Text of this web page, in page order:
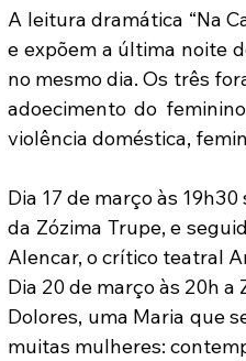
A leitura dramática “Na
e expõem a última noite
no mesmo dia. Os três
adoecimento do
violência doméstica,
Dia 17 de março às
da Zózima Trupe, e
Alencar, o crítico teatral
Dia 20 de março às 20h a
Dolores, uma Maria que
muitas mulheres: